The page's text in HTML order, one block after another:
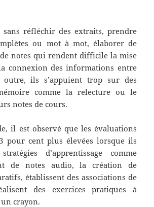
réfléchir des extraits, prendre
ou mot à mot, élaborer de
notes qui rendent difficile la mise
connexion des informations entre
ils s’appuient trop sur des
comme la relecture ou le
notes de cours.
il est observé que les évaluations
pour cent plus élevées lorsque ils
d’apprentissage comme
de notes audio, la création de
établissent des associations de
des exercices pratiques à
un crayon.